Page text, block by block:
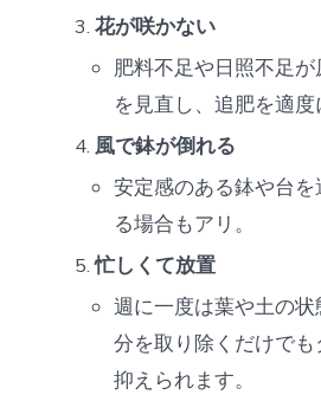
花が咲かない
肥料不足や日照不足
を見直し、追肥を適度
風で鉢が倒れる
安定感のある鉢や台
る場合もアリ。
忙しくて放置
週に一度は葉や土の
分を取り除くだけで
抑えられます。